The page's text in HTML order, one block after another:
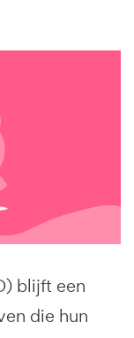
blijft een
die hun